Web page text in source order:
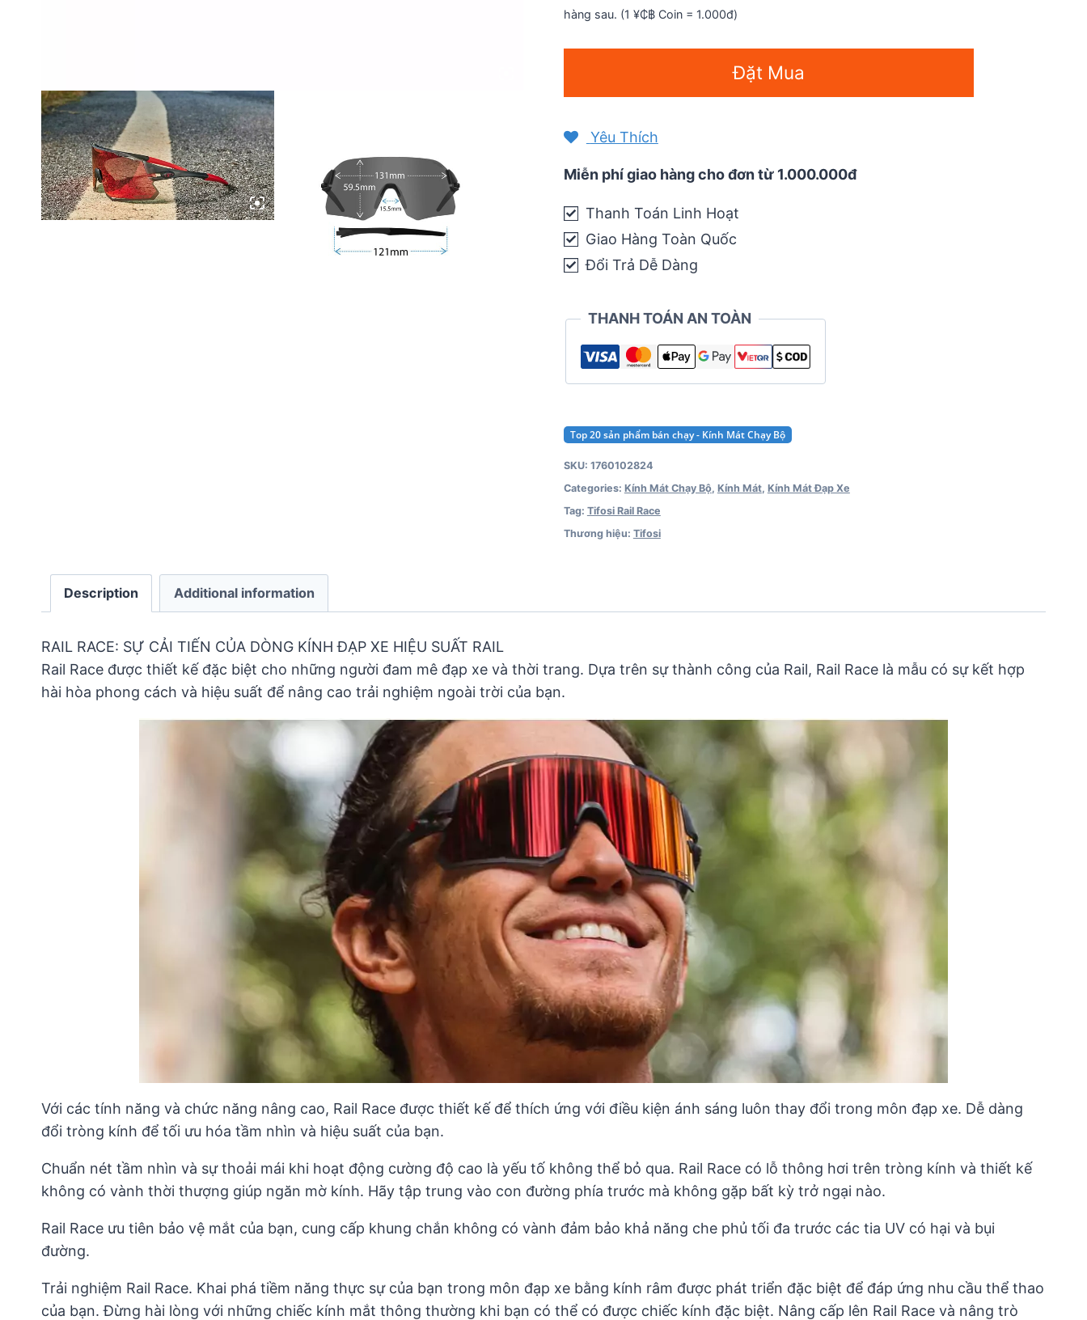
hàng sau. (1 ¥₵฿ Coin = 1.000đ)
thao
Tifosi
Rail
|
Satin
Vapor
Đặt Mua
Yêu Thích
Miễn phí giao hàng cho đơn từ 1.000.000đ
Thanh Toán Linh Hoạt
Giao Hàng Toàn Quốc
Đổi Trả Dễ Dàng
THANH TOÁN AN TOÀN
Top 20 sản phẩm bán chạy - Kính Mát Chạy Bộ
SKU: 1760102824
Categories: Kính Mát Chạy Bộ, Kính Mát, Kính Mát Đạp Xe
Tag: Tifosi Rail Race
Thương hiệu: Tifosi
Description Additional information
RAIL RACE: SỰ CẢI TIẾN CỦA DÒNG KÍNH ĐẠP XE HIỆU SUẤT RAIL
Rail Race được thiết kế đặc biệt cho những người đam mê đạp xe và thời trang. Dựa trên sự thành công của Rail, Rail Race là mẫu có sự kết hợp
hài hòa phong cách và hiệu suất để nâng cao trải nghiệm ngoài trời của bạn.
Với các tính năng và chức năng nâng cao, Rail Race được thiết kế để thích ứng với điều kiện ánh sáng luôn thay đổi trong môn đạp xe. Dễ dàng
đổi tròng kính để tối ưu hóa tầm nhìn và hiệu suất của bạn.
Chuẩn nét tầm nhìn và sự thoải mái khi hoạt động cường độ cao là yếu tố không thể bỏ qua. Rail Race có lỗ thông hơi trên tròng kính và thiết kế
không có vành thời thượng giúp ngăn mờ kính. Hãy tập trung vào con đường phía trước mà không gặp bất kỳ trở ngại nào.
Rail Race ưu tiên bảo vệ mắt của bạn, cung cấp khung chắn không có vành đảm bảo khả năng che phủ tối đa trước các tia UV có hại và bụi
đường.
Trải nghiệm Rail Race. Khai phá tiềm năng thực sự của bạn trong môn đạp xe bằng kính râm được phát triển đặc biệt để đáp ứng nhu cầu thể thao
của bạn. Đừng hài lòng với những chiếc kính mắt thông thường khi bạn có thể có được chiếc kính đặc biệt. Nâng cấp lên Rail Race và nâng trò